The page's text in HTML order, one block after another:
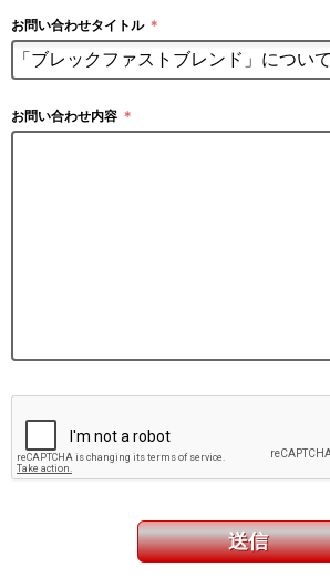
お問い合わせタイトル ＊
お問い合わせ内容 ＊